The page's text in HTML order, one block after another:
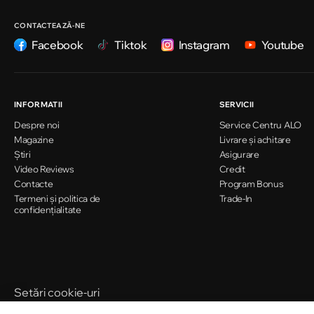
Chișinău
CONTACTEAZĂ-NE
Facebook Tiktok Instagram Youtube
INFORMATII
Despre noi
Magazine
Știri
Video Reviews
Contacte
Termeni și politica de
confidențialitate
SERVICII
Service Centru ALO
Livrare și achitare
Asigurare
Credit
Program Bonus
Trade-In
Setări cookie-uri